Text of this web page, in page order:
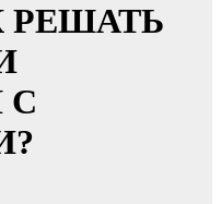
С